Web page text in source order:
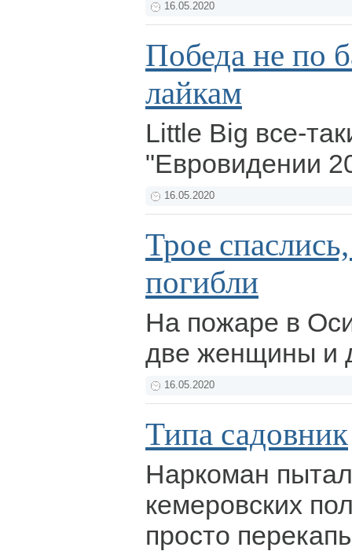
16.05.2020
Победа не по
лайкам
Little Big все-
"Евровидении
16.05.2020
Трое
погибли
На пожаре в
две женщины и
16.05.2020
Типа садовник
Наркоман
кемеровских
просто